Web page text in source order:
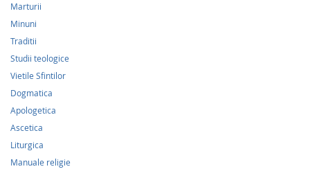
Marturii
Minuni
Traditii
Studii teologice
Vietile Sfintilor
Dogmatica
Apologetica
Ascetica
Liturgica
Manuale religie